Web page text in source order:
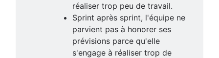
réaliser trop peu de travail.
Sprint après sprint, l'équipe ne
parvient pas à honorer ses
prévisions parce qu'elle
s'engage à réaliser trop de